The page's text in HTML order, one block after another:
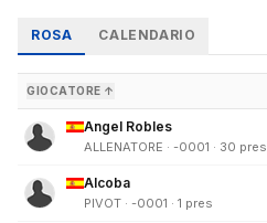
ROSA CALENDARIO
GIOCATORE ↑
Angel Robles
ALLENATORE · -0001 · 30 pres
Alcoba
PIVOT · -0001 · 1 pres